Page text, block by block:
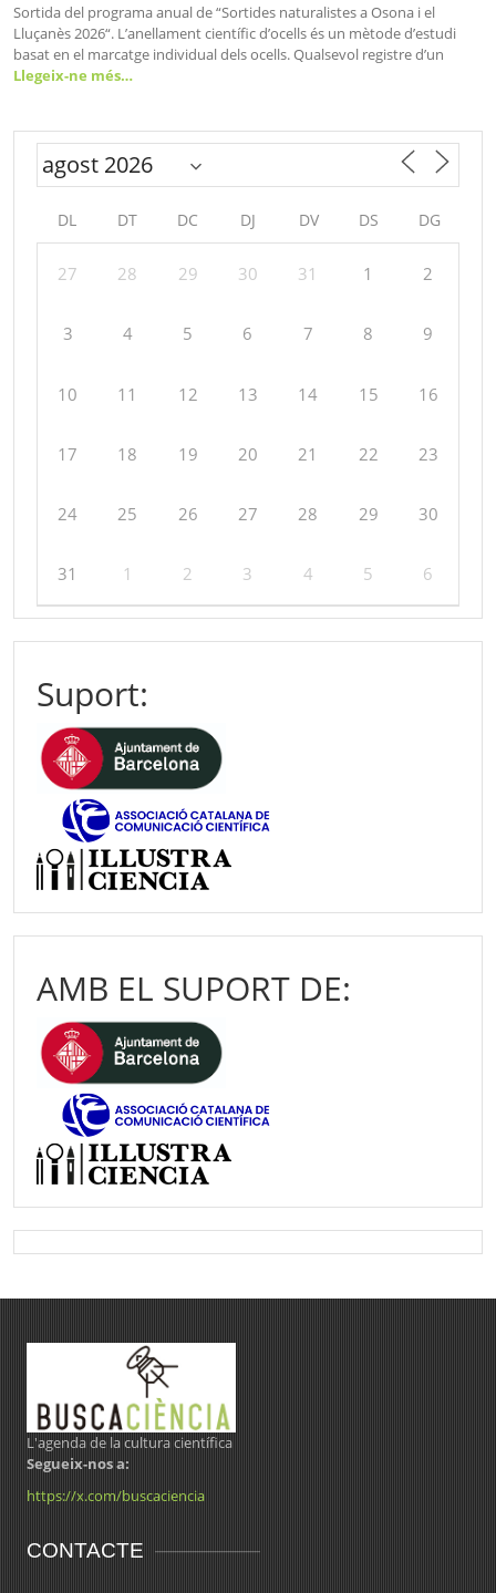
Sortida del programa anual de “Sortides naturalistes a Osona i el
Lluçanès 2026“. L’anellament científic d’ocells és un mètode d’estudi
basat en el marcatge individual dels ocells. Qualsevol registre d’un
Llegeix-ne més…
DL DT DC DJ DV DS DG
27 28 29 30 31 1 2
3 4 5 6 7 8 9
10 11 12 13 14 15 16
17 18 19 20 21 22 23
24 25 26 27 28 29 30
31 1 2 3 4 5 6
Suport:
AMB EL SUPORT DE:
L'agenda de la cultura científica
Segueix-nos a:
https://x.com/buscaciencia
CONTACTE